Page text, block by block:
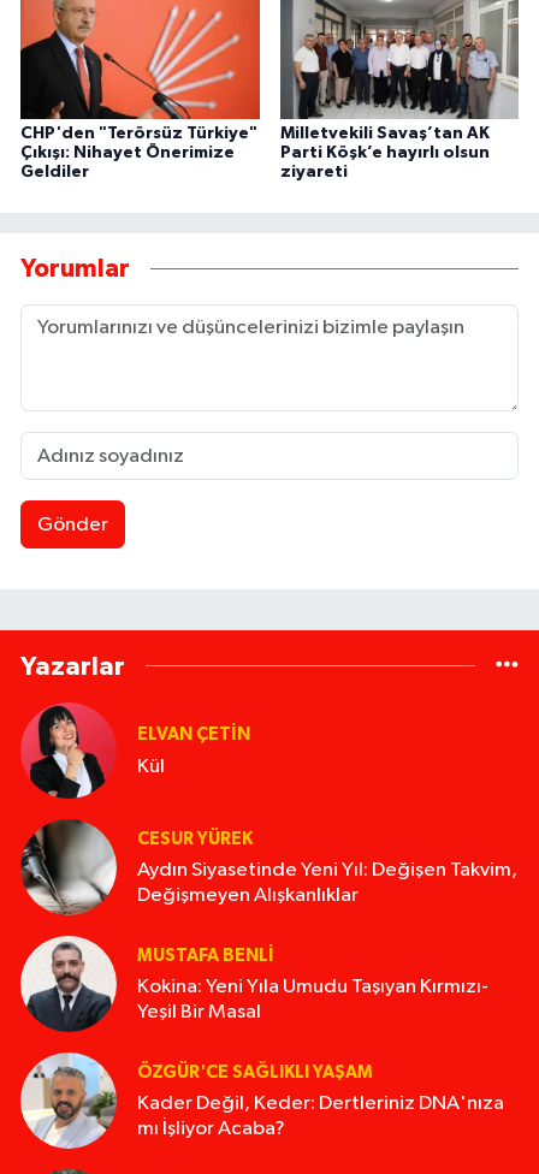
CHP'den "Terörsüz Türkiye"
Çıkışı: Nihayet Önerimize
Geldiler
Milletvekili Savaş’tan AK
Parti Köşk’e hayırlı olsun
ziyareti
Yorumlar
Gönder
Yazarlar
ELVAN ÇETIN
Kül
CESUR YÜREK
Aydın Siyasetinde Yeni Yıl: Değişen Takvim,
Değişmeyen Alışkanlıklar
MUSTAFA BENLI
Kokina: Yeni Yıla Umudu Taşıyan Kırmızı-
Yeşil Bir Masal
ÖZGÜR'CE SAĞLIKLI YAŞAM
Kader Değil, Keder: Dertleriniz DNA'nıza
mı İşliyor Acaba?